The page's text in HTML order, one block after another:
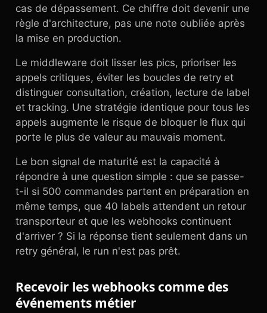
cas de dépassement. Ce chiffre doit devenir une
règle d'architecture, pas une note oubliée après
la mise en production.
Le middleware doit lisser les pics, prioriser les
appels critiques, éviter les boucles de retry et
distinguer consultation, création, lecture de label
et tracking. Une stratégie identique pour tous les
appels augmente le risque de bloquer le flux qui
porte le plus de valeur au mauvais moment.
Le bon signal de maturité est la capacité à
répondre à une question simple : que se passe-
t-il si 500 commandes partent en préparation en
même temps, que 40 labels attendent un retour
transporteur et que les webhooks continuent
d'arriver ? Si la réponse tient seulement dans un
retry général, le run n'est pas prêt.
Recevoir les webhooks comme des
événements métier